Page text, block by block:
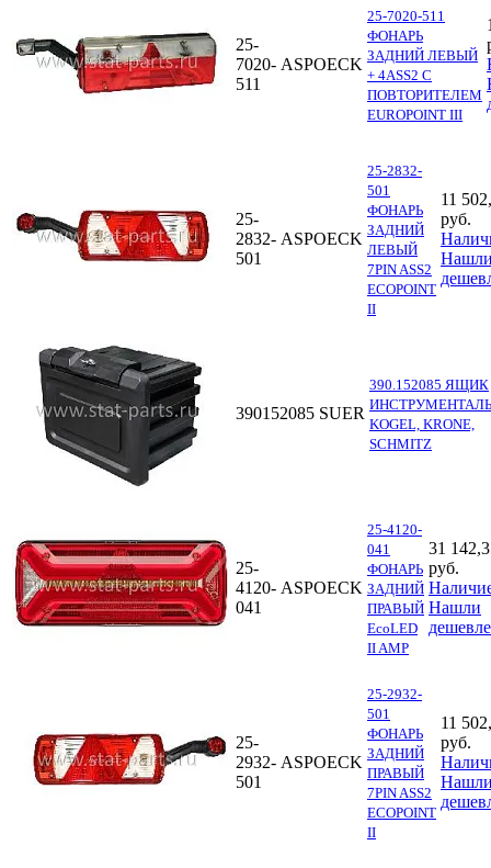
25-
7020-
511
ASPOECK
25-7020-511
ФОНАРЬ
ЗАДНИЙ ЛЕВЫЙ
+ 4ASS2 С
ПОВТОРИТЕЛЕМ
EUROPOINT III
25-
2832-
501
ASPOECK
25-2832-
501
ФОНАРЬ
ЗАДНИЙ
ЛЕВЫЙ
7PIN ASS2
ECOPOINT
II
11
руб.
390152085 SUER
390.152085 ЯЩИК
KOGEL, KRONE,
SCHMITZ
25-
4120-
041
ASPOECK
25-4120-
041
ФОНАРЬ
ЗАДНИЙ
ПРАВЫЙ
EcoLED
II AMP
31
руб.
Нашли
25-
2932-
501
ASPOECK
25-2932-
501
ФОНАРЬ
ЗАДНИЙ
ПРАВЫЙ
7PIN ASS2
ECOPOINT
II
11
руб.